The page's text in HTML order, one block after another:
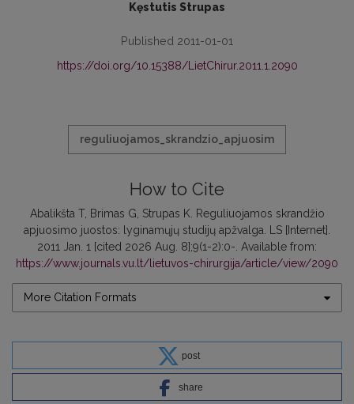
Kęstutis Strupas
Published 2011-01-01
https://doi.org/10.15388/LietChirur.2011.1.2090
reguliuojamos_skrandzio_apjuosim
How to Cite
Abalikšta T, Brimas G, Strupas K. Reguliuojamos skrandžio
apjuosimo juostos: lyginamųjų studijų apžvalga. LS [Internet].
2011 Jan. 1 [cited 2026 Aug. 8];9(1-2):0-. Available from:
https://www.journals.vu.lt/lietuvos-chirurgija/article/view/2090
More Citation Formats
post
share